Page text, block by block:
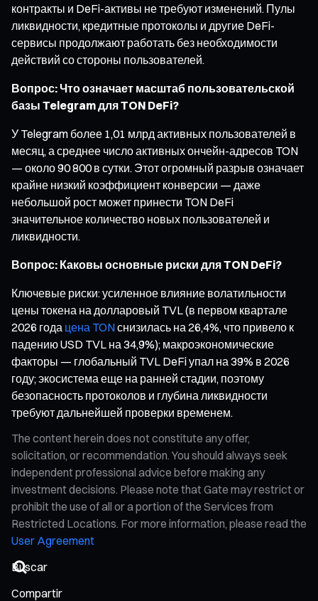
контракты и DeFi-активы не требуют изменений. Пулы
ликвидности, кредитные протоколы и другие DeFi-
сервисы продолжают работать без необходимости
действий со стороны пользователей.
Вопрос: Что означает масштаб пользовательской
базы Telegram для TON DeFi?
У Telegram более 1,01 млрд активных пользователей в
месяц, а среднее число активных ончейн-адресов TON
— около 90 800 в сутки. Этот огромный разрыв означает
крайне низкий коэффициент конверсии — даже
небольшой рост может принести TON DeFi
значительное количество новых пользователей и
ликвидности.
Вопрос: Каковы основные риски для TON DeFi?
Ключевые риски: усиленное влияние волатильности
цены токена на долларовый TVL (в первом квартале
2026 года цена TONснизилась на 26,4%, что привело к
падению USD TVL на 34,9%); макроэкономические
факторы — глобальный TVL DeFi упал на 39% в 2026
году; экосистема еще на ранней стадии, поэтому
безопасность протоколов и глубина ликвидности
требуют дальнейшей проверки временем.
The content herein does not constitute any offer,
solicitation, or recommendation. You should always seek
independent professional advice before making any
investment decisions. Please note that Gate may restrict or
prohibit the use of all or a portion of the Services from
Restricted Locations. For more information, please read the
User Agreement
Compartir